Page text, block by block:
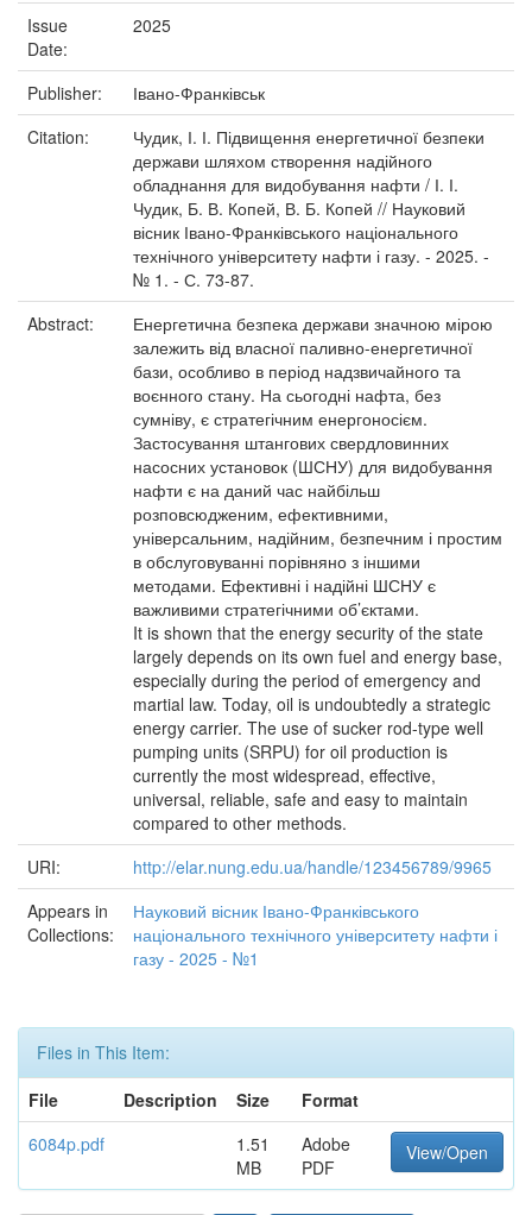
Issue
Date:
2025
Publisher:
Івано-Франківськ
Citation:
Чудик, І. І. Підвищення енергетичної безпеки
держави шляхом створення надійного
обладнання для видобування нафти / І. І.
Чудик, Б. В. Копей, В. Б. Копей // Науковий
вісник Івано-Франківського національного
технічного університету нафти і газу. - 2025. -
№ 1. - С. 73-87.
Abstract:
Енергетична безпека держави значною мірою
залежить від власної паливно-енергетичної
бази, особливо в період надзвичайного та
воєнного стану. На сьогодні нафта, без
сумніву, є стратегічним енергоносієм.
Застосування штангових свердловинних
насосних установок (ШСНУ) для видобування
нафти є на даний час найбільш
розповсюдженим, ефективними,
універсальним, надійним, безпечним і простим
в обслуговуванні порівняно з іншими
методами. Ефективні і надійні ШСНУ є
важливими стратегічними об’єктами.
It is shown that the energy security of the state
largely depends on its own fuel and energy base,
especially during the period of emergency and
martial law. Today, oil is undoubtedly a strategic
energy carrier. The use of sucker rod-type well
pumping units (SRPU) for oil production is
currently the most widespread, effective,
universal, reliable, safe and easy to maintain
compared to other methods.
URI:
http://elar.nung.edu.ua/handle/123456789/9965
Appears in
Collections:
Науковий вісник Івано-Франківського
національного технічного університету нафти і
газу - 2025 - №1
Files in This Item:
File
Description Size
Format
6084p.pdf
1.51
MB
Adobe
PDF
View/Open